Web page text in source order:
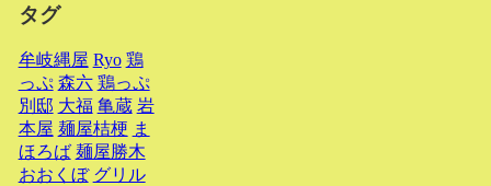
タグ
牟岐縄屋 Ryo 鶏
っぷ 森六 鶏っぷ
別邸 大福 亀蔵 岩
本屋 麺屋桔梗 ま
ほろば 麺屋勝木
おおくぼ グリル